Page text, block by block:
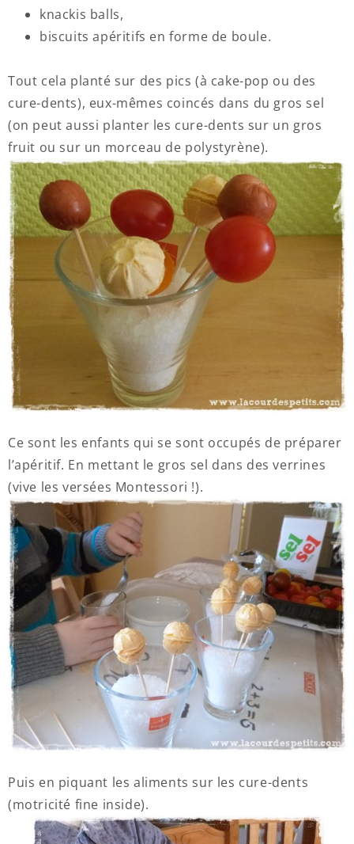
knackis balls,
biscuits apéritifs en forme de boule.
Tout cela planté sur des pics (à cake-pop ou des
cure-dents), eux-mêmes coincés dans du gros sel
(on peut aussi planter les cure-dents sur un gros
fruit ou sur un morceau de polystyrène).
Ce sont les enfants qui se sont occupés de préparer
l’apéritif. En mettant le gros sel dans des verrines
(vive les versées Montessori !).
Puis en piquant les aliments sur les cure-dents
(motricité fine inside).